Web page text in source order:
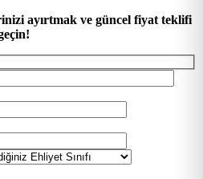
ayırtmak ve güncel fiyat teklifi